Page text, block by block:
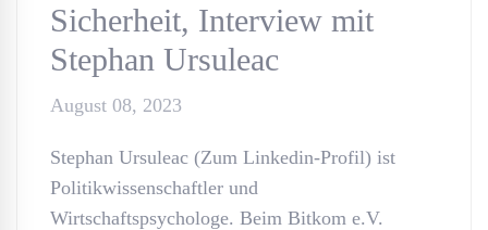
Sicherheit, Interview mit
Stephan Ursuleac
August 08, 2023
Stephan Ursuleac (Zum Linkedin-Profil) ist
Politikwissenschaftler und
Wirtschaftspsychologe. Beim Bitkom e.V.